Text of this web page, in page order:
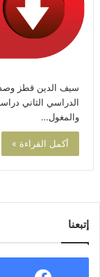
سيف الدين قطز وصد
الدراسي الثاني
والمغول…
أكمل القراءة »
إتبعنا